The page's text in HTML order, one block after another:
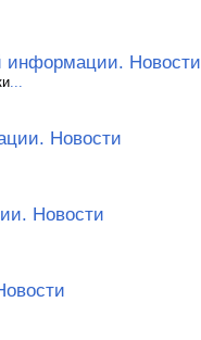
информации. Новости
Новости
Новости